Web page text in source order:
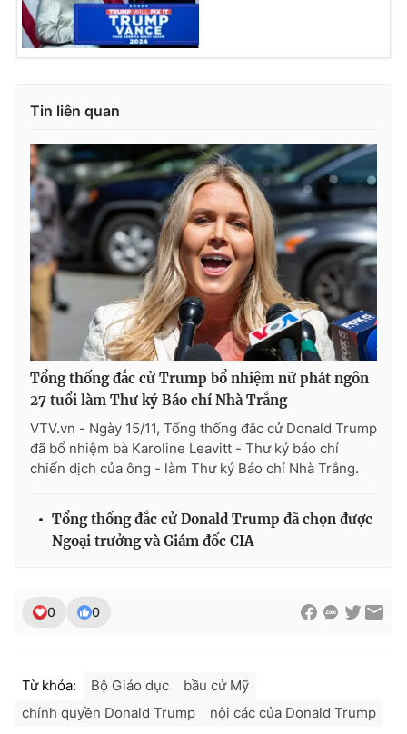
Tin liên quan
Tổng thống đắc cử Trump bổ nhiệm nữ phát ngôn
27 tuổi làm Thư ký Báo chí Nhà Trắng
VTV.vn - Ngày 15/11, Tổng thống đắc cử Donald Trump
đã bổ nhiệm bà Karoline Leavitt - Thư ký báo chí
chiến dịch của ông - làm Thư ký Báo chí Nhà Trắng.
Tổng thống đắc cử Donald Trump đã chọn được
Ngoại trưởng và Giám đốc CIA
0 0
Từ khóa: Bộ Giáo dục
bầu cử Mỹ
chính quyền Donald Trump
nội các của Donald Trump